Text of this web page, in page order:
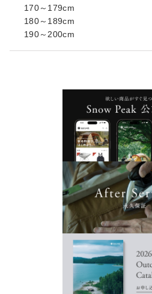
170～179cm
180～189cm
190～200cm